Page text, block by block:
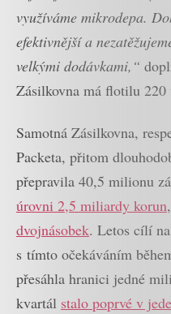
využíváme mikrodepa.
efektivnější a
velkými dodávkami,“
Zásilkovna má flotilu 220
Samotná Zásilkovna,
Packeta, přitom
přepravila 40,5 milionu
úrovni 2,5 miliardy korun
dvojnásobek. Letos cílí
s tímto očekáváním
přesáhla hranici jedné
kvartál stalo poprvé v